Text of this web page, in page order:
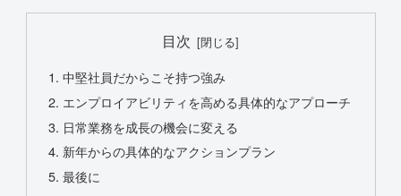
目次
中堅社員だからこそ持つ強み
エンプロイアビリティを高める具体的なアプローチ
日常業務を成長の機会に変える
新年からの具体的なアクションプラン
最後に